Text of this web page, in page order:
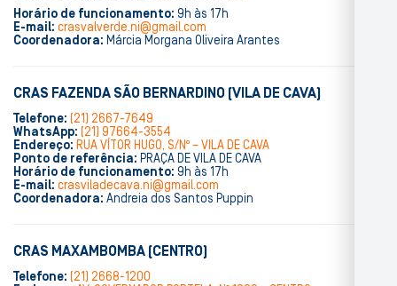
Horário de funcionamento: 9h às 17h
E-mail: crasvalverde.ni@gmail.com
Coordenadora: Márcia Morgana Oliveira Arantes
CRAS FAZENDA SÃO BERNARDINO (VILA DE CAVA)
Telefone: (21) 2667-7649
WhatsApp: (21) 97664-3554
Endereço: RUA VÍTOR HUGO, S/Nº – VILA DE CAVA
Ponto de referência: PRAÇA DE VILA DE CAVA
Horário de funcionamento: 9h às 17h
E-mail: crasviladecava.ni@gmail.com
Coordenadora: Andreia dos Santos Puppin
CRAS MAXAMBOMBA (CENTRO)
Telefone: (21) 2668-1200